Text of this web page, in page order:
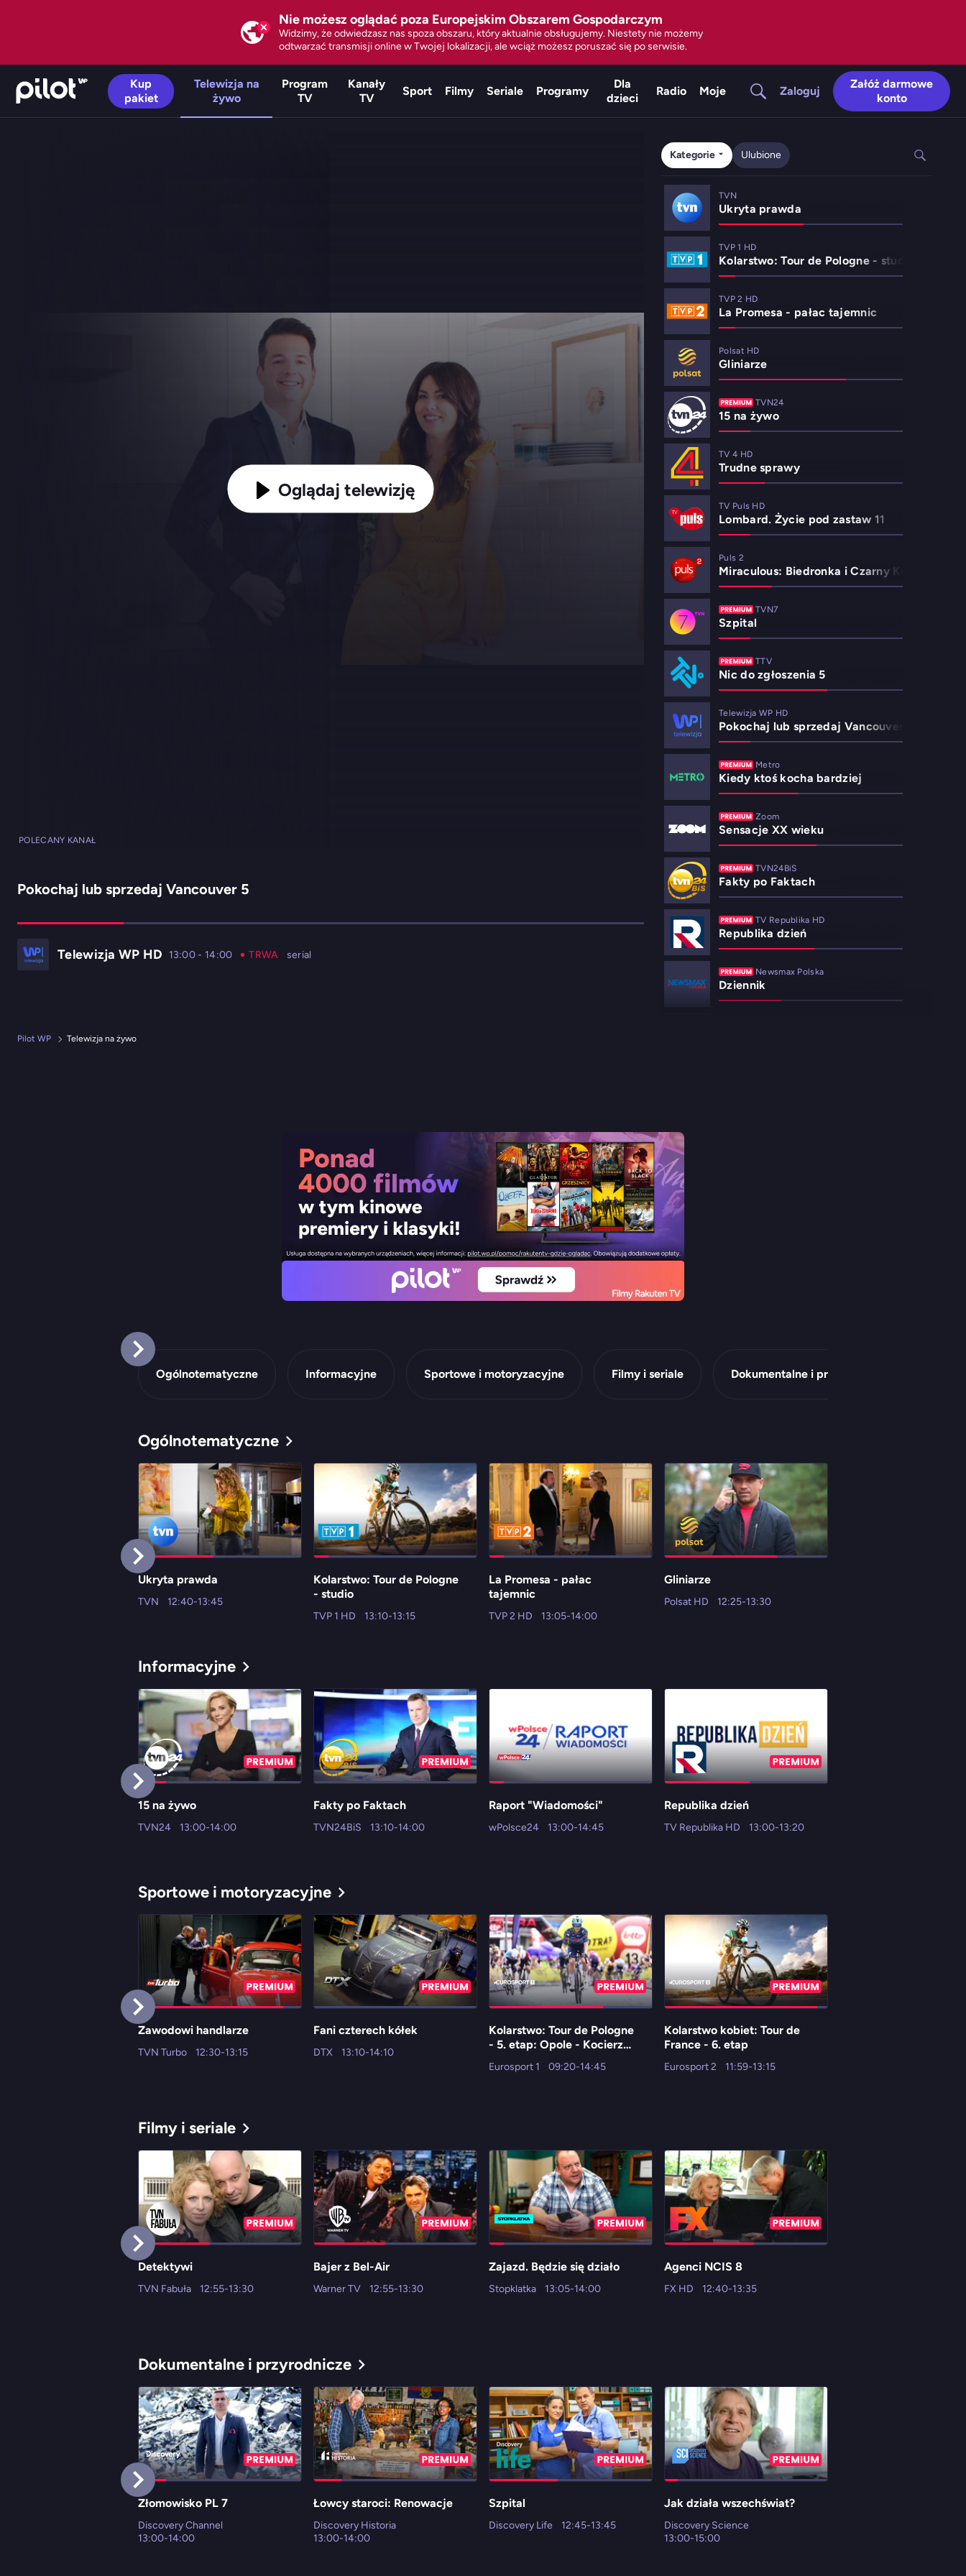
Nie możesz oglądać poza Europejskim Obszarem Gospodarczym
Widzimy, że odwiedzasz nas spoza obszaru, który aktualnie obsługujemy. Niestety nie możemy
odtwarzać transmisji online w Twojej lokalizacji, ale wciąż możesz poruszać się po serwisie.
Kup
pakiet
Telewizja na
żywo
Program
TV
Kanały
TV
Sport Filmy Seriale Programy
Dla
dzieci
Radio Moje Zaloguj
Załóż darmowe
konto
POLECANY KANAŁ
Oglądaj telewizję
Pokochaj lub sprzedaj Vancouver 5
Telewizja WP HD 13:00- 14:00 TRWA serial
Pilot WP Telewizja na żywo
Kategorie Ulubione
TVN
Ukryta prawda
TVP 1 HD
Kolarstwo: Tour de Pologne - studio
TVP 2 HD
La Promesa - pałac tajemnic
Polsat HD
Gliniarze
TVN24
15 na żywo
TV 4 HD
Trudne sprawy
TV Puls HD
Lombard. Życie pod zastaw 11
Puls 2
Miraculous: Biedronka i Czarny Kot 2
TVN7
Szpital
TTV
Nic do zgłoszenia 5
Telewizja WP HD
Pokochaj lub sprzedaj Vancouver 5
Metro
Kiedy ktoś kocha bardziej
Zoom
Sensacje XX wieku
TVN24BiS
Fakty po Faktach
TV Republika HD
Republika dzień
Newsmax Polska
Dziennik
Ogólnotematyczne Informacyjne Sportowe i motoryzacyjne Filmy i seriale Dokumentalne i przyrodnicze
Ogólnotematyczne
Ukryta prawda
TVN 12:40-13:45
Kolarstwo: Tour de Pologne
- studio
TVP 1 HD 13:10-13:15
La Promesa - pałac
tajemnic
TVP 2 HD 13:05-14:00
Gliniarze
Polsat HD 12:25-13:30
Informacyjne
15 na żywo
TVN24 13:00-14:00
Fakty po Faktach
TVN24BiS 13:10-14:00
Raport "Wiadomości"
wPolsce24 13:00-14:45
Republika dzień
TV Republika HD 13:00-13:20
Sportowe i motoryzacyjne
Zawodowi handlarze
TVN Turbo 12:30-13:15
Fani czterech kółek
DTX 13:10-14:10
Kolarstwo: Tour de Pologne
- 5. etap: Opole - Kocierz
Eurosport 1 09:20-14:45
Kolarstwo kobiet: Tour de
France - 6. etap
Eurosport 2 11:59-13:15
Filmy i seriale
Detektywi
TVN Fabuła 12:55-13:30
Bajer z Bel-Air
Warner TV 12:55-13:30
Zajazd. Będzie się działo
Stopklatka 13:05-14:00
Agenci NCIS 8
FX HD 12:40-13:35
Dokumentalne i przyrodnicze
Złomowisko PL 7
Discovery Channel
13:00-14:00
Łowcy staroci: Renowacje
Discovery Historia
13:00-14:00
Szpital
Discovery Life 12:45-13:45
Jak działa wszechświat?
Discovery Science
13:00-15:00